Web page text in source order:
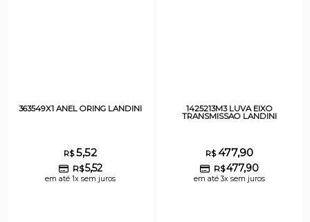
363549X1 ANEL ORING LANDINI
R$5,52
R$5,52
em até 1x sem juros
1425213M3 LUVA EIXO
TRANSMISSAO LANDINI
R$477,90
R$477,90
em até 3x sem juros